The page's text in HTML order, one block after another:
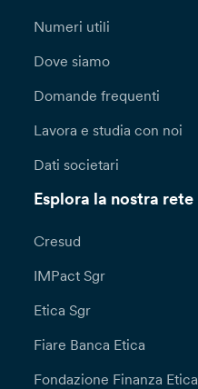
Numeri utili
Dove siamo
Domande frequenti
Lavora e studia con noi
Dati societari
Esplora la nostra rete
Cresud
IMPact Sgr
Etica Sgr
Fiare Banca Etica
Fondazione Finanza Etica